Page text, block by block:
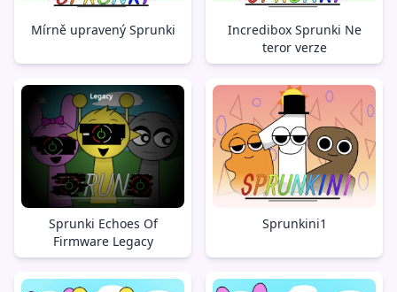
Mírně upravený Sprunki
Incredibox Sprunki Ne
teror verze
Sprunki Echoes Of
Firmware Legacy
Sprunkini1